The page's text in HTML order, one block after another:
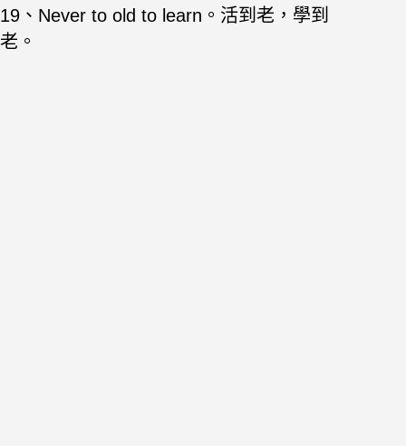
19、Never to old to learn。活到老，學到
老。